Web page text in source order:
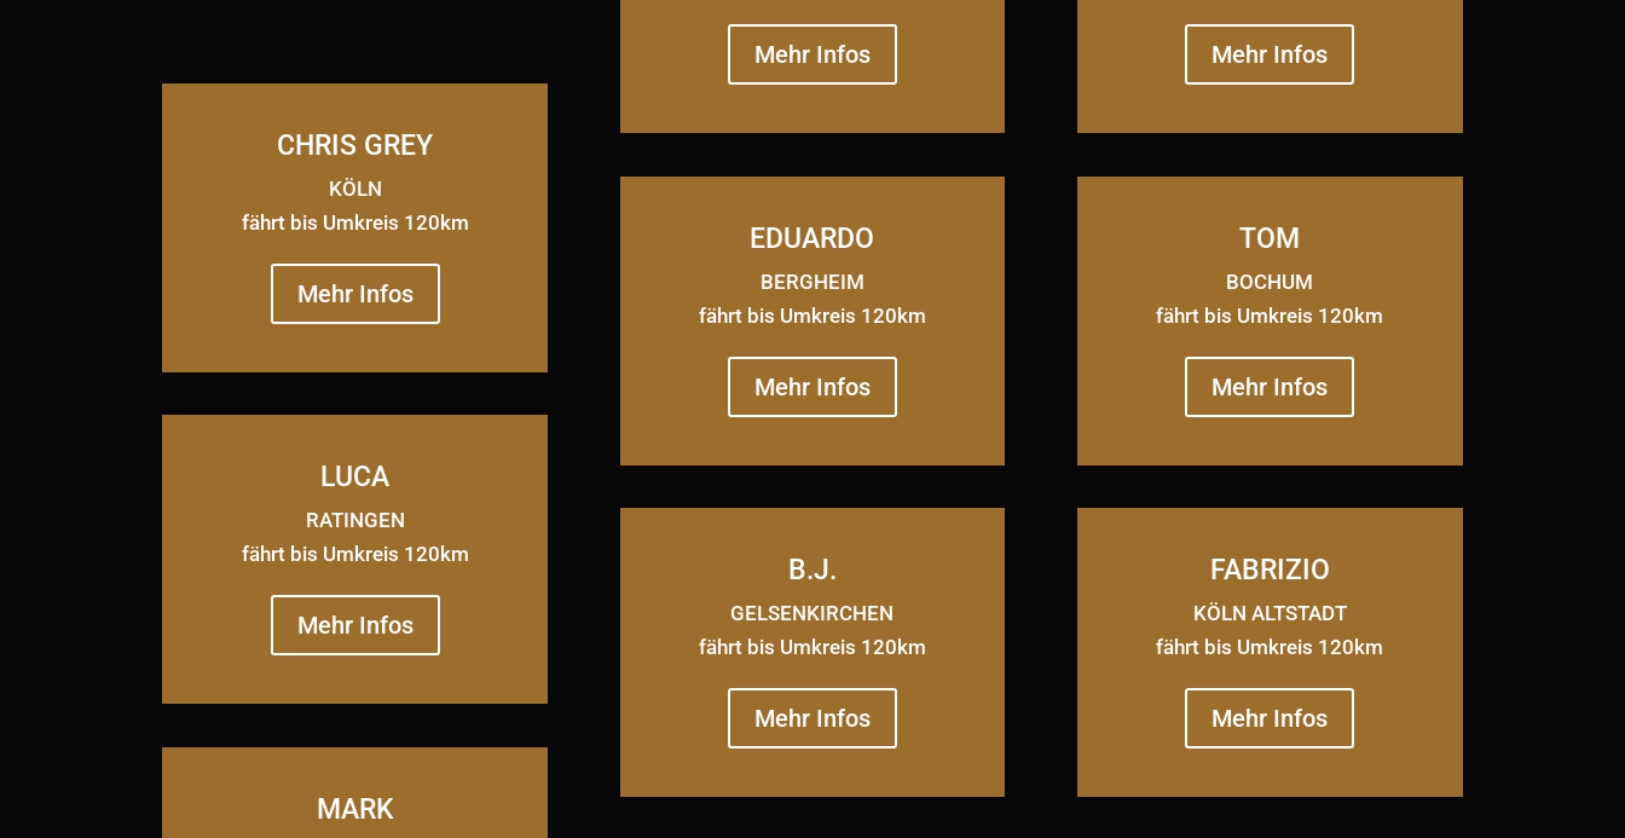
CHRIS GREY
KÖLN
fährt bis Umkreis 120km
Mehr Infos
LUCA
RATINGEN
fährt bis Umkreis 120km
Mehr Infos
MARK
Mehr Infos
EDUARDO
BERGHEIM
fährt bis Umkreis 120km
Mehr Infos
B.J.
GELSENKIRCHEN
fährt bis Umkreis 120km
Mehr Infos
Mehr Infos
TOM
BOCHUM
fährt bis Umkreis 120km
Mehr Infos
FABRIZIO
KÖLN ALTSTADT
fährt bis Umkreis 120km
Mehr Infos